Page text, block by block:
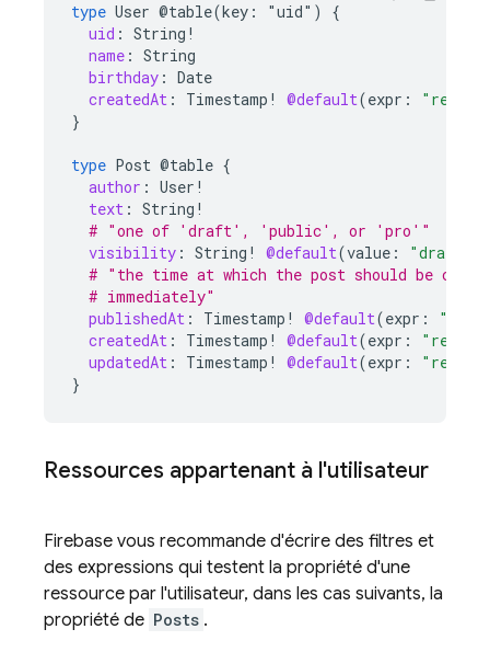
type User @table(key: "uid")
{
uid : String !
name : String
birthday : Date
createdAt : Timestamp ! @default(expr :
}
type Post @table {
author : User !
text : String !
# "one of 'draft', 'public', or 'pro'"
visibility : String ! @default(value : "draft"
# "the time at which the post should be
# immediately"
publishedAt : Timestamp ! @default(expr :
createdAt : Timestamp ! @default(expr :
updatedAt : Timestamp ! @default(expr :
}
Ressources appartenant à l'utilisateur
Firebase vous recommande d'écrire des filtres et
des expressions qui testent la propriété d'une
ressource par l'utilisateur, dans les cas suivants, la
propriété de Posts .